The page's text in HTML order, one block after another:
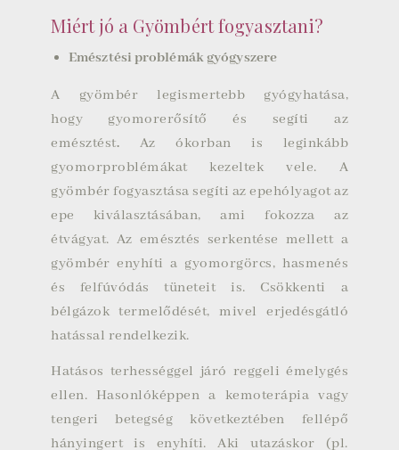
Miért jó a Gyömbért fogyasztani?
Emésztési problémák gyógyszere
A gyömbér legismertebb gyógyhatása,
hogy gyomorerősítő és segíti az
emésztést. Az ókorban is leginkább
gyomorproblémákat kezeltek vele. A
gyömbér fogyasztása segíti az epehólyagot az
epe kiválasztásában, ami fokozza az
étvágyat. Az emésztés serkentése mellett a
gyömbér enyhíti a gyomorgörcs, hasmenés
és felfúvódás tüneteit is. Csökkenti a
bélgázok termelődését, mivel erjedésgátló
hatással rendelkezik.
Hatásos terhességgel járó reggeli émelygés
ellen. Hasonlóképpen a kemoterápia vagy
tengeri betegség következtében fellépő
hányingert is enyhíti. Aki utazáskor (pl.